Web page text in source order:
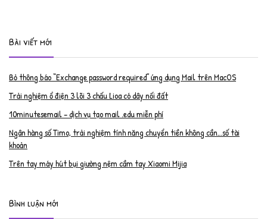
Bài viết mới
Bỏ thông báo “Exchange password required” ứng dụng Mail trên MacOS
Trải nghiệm ổ điện 3 lõi 3 chấu Lioa có dây nối đất
10minutesemail – dịch vụ tạo mail .edu miễn phí
Ngân hàng số Timo, trải nghiệm tính năng chuyển tiền không cần…số tài
khoản
Trên tay máy hút bụi giường nệm cầm tay Xiaomi Mijia
Bình luận mới